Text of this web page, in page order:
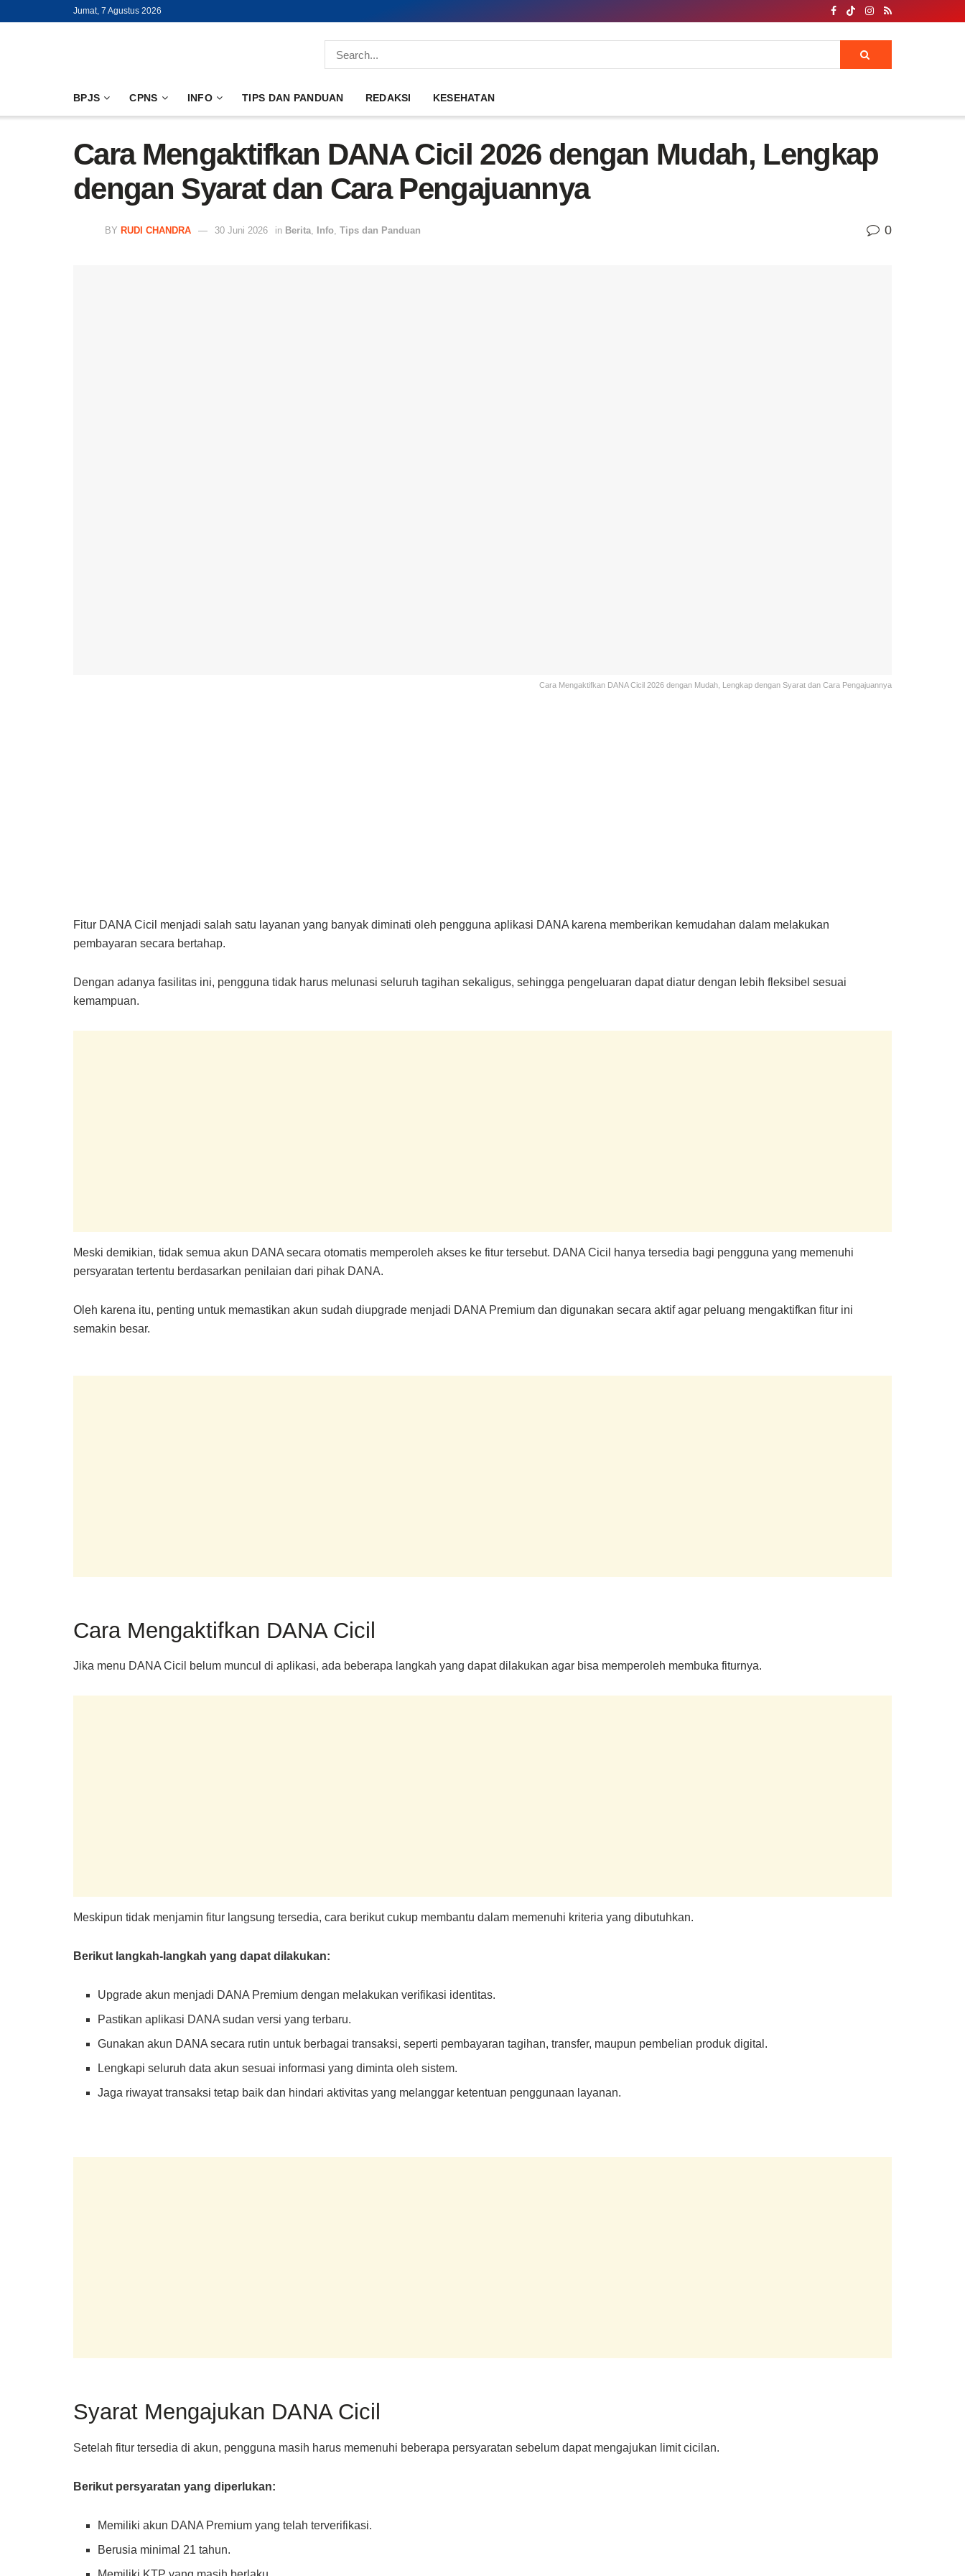
Jumat, 7 Agustus 2026
BPJS CPNS INFO TIPS DAN PANDUAN REDAKSI KESEHATAN
Cara Mengaktifkan DANA Cicil 2026 dengan Mudah, Lengkap
dengan Syarat dan Cara Pengajuannya
BY RUDI CHANDRA 30 Juni 2026 in Berita Info Tips dan Panduan 0
Cara Mengaktifkan DANA Cicil 2026 dengan Mudah, Lengkap dengan Syarat dan Cara Pengajuannya
Fitur DANA Cicil menjadi salah satu layanan yang banyak diminati oleh pengguna aplikasi DANA karena memberikan kemudahan dalam melakukan
pembayaran secara bertahap.
Dengan adanya fasilitas ini, pengguna tidak harus melunasi seluruh tagihan sekaligus, sehingga pengeluaran dapat diatur dengan lebih fleksibel sesuai
kemampuan.
Meski demikian, tidak semua akun DANA secara otomatis memperoleh akses ke fitur tersebut. DANA Cicil hanya tersedia bagi pengguna yang memenuhi
persyaratan tertentu berdasarkan penilaian dari pihak DANA.
Oleh karena itu, penting untuk memastikan akun sudah diupgrade menjadi DANA Premium dan digunakan secara aktif agar peluang mengaktifkan fitur ini
semakin besar.
Cara Mengaktifkan DANA Cicil
Jika menu DANA Cicil belum muncul di aplikasi, ada beberapa langkah yang dapat dilakukan agar bisa memperoleh membuka fiturnya.
Meskipun tidak menjamin fitur langsung tersedia, cara berikut cukup membantu dalam memenuhi kriteria yang dibutuhkan.
Berikut langkah-langkah yang dapat dilakukan:
Upgrade akun menjadi DANA Premium dengan melakukan verifikasi identitas.
Pastikan aplikasi DANA sudan versi yang terbaru.
Gunakan akun DANA secara rutin untuk berbagai transaksi, seperti pembayaran tagihan, transfer, maupun pembelian produk digital.
Lengkapi seluruh data akun sesuai informasi yang diminta oleh sistem.
Jaga riwayat transaksi tetap baik dan hindari aktivitas yang melanggar ketentuan penggunaan layanan.
Syarat Mengajukan DANA Cicil
Setelah fitur tersedia di akun, pengguna masih harus memenuhi beberapa persyaratan sebelum dapat mengajukan limit cicilan.
Berikut persyaratan yang diperlukan:
Memiliki akun DANA Premium yang telah terverifikasi.
Berusia minimal 21 tahun.